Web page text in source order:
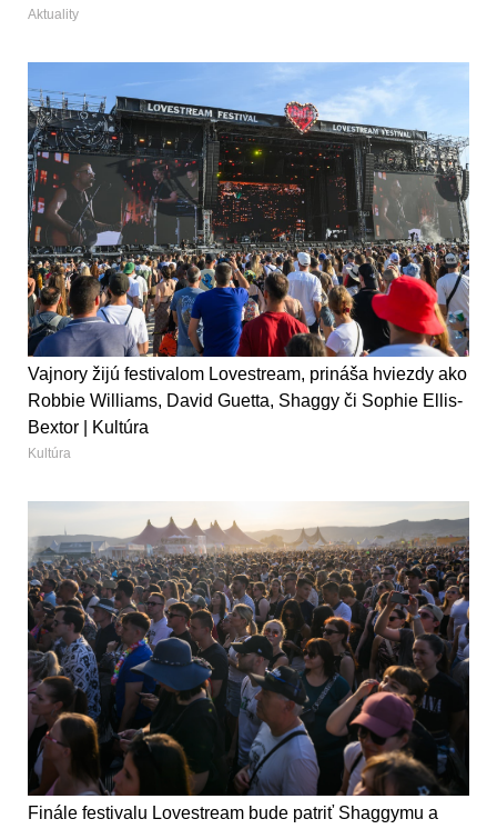
Aktuality
Vajnory žijú festivalom Lovestream, prináša hviezdy ako
Robbie Williams, David Guetta, Shaggy či Sophie Ellis-
Bextor | Kultúra
Kultúra
Finále festivalu Lovestream bude patriť Shaggymu a